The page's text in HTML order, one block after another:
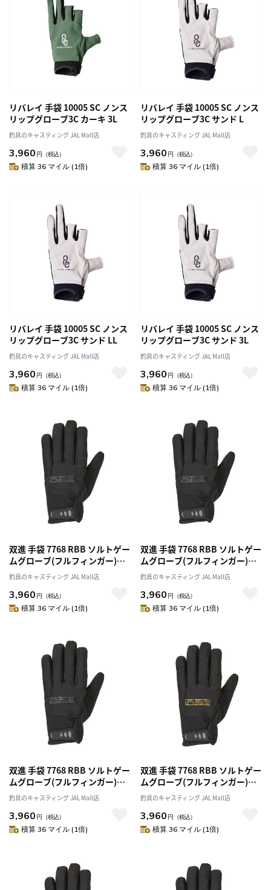
リバレイ 手袋 10005 SC ノンス
リップグローブ3C カーキ 3L
釣具のキャスティング JAL Mall店
3,960 円 （税込）
積算 36 マイル (1倍)
リバレイ 手袋 10005 SC ノンス
リップグローブ3C サンド L
釣具のキャスティング JAL Mall店
3,960 円 （税込）
積算 36 マイル (1倍)
リバレイ 手袋 10005 SC ノンス
リップグローブ3C サンド LL
釣具のキャスティング JAL Mall店
3,960 円 （税込）
積算 36 マイル (1倍)
リバレイ 手袋 10005 SC ノンス
リップグローブ3C サンド 3L
釣具のキャスティング JAL Mall店
3,960 円 （税込）
積算 36 マイル (1倍)
双進 手袋 7768 RBB ソルトゲー
ムグローブ(フルフィンガー)
BLK／ブラック Mサイズ
釣具のキャスティング JAL Mall店
3,960 円 （税込）
積算 36 マイル (1倍)
双進 手袋 7768 RBB ソルトゲー
ムグローブ(フルフィンガー)
BLK／ブラック Lサイズ
釣具のキャスティング JAL Mall店
3,960 円 （税込）
積算 36 マイル (1倍)
双進 手袋 7768 RBB ソルトゲー
ムグローブ(フルフィンガー)
ＢＬＫ／ブラック LLサイズ
釣具のキャスティング JAL Mall店
3,960 円 （税込）
積算 36 マイル (1倍)
双進 手袋 7768 RBB ソルトゲー
ムグローブ(フルフィンガー)
BLK／ゴールド Mサイズ
釣具のキャスティング JAL Mall店
3,960 円 （税込）
積算 36 マイル (1倍)